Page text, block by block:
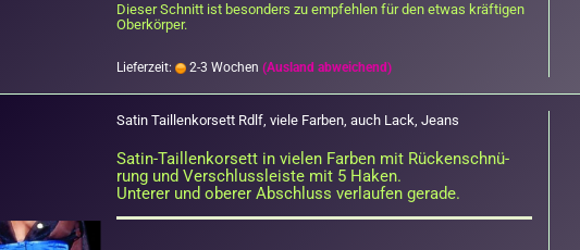
Die­ser Schnitt ist be­son­ders zu emp­feh­len für den etwas kräf­ti­gen
Ober­kör­per.
Lieferzeit: 2-3 Wochen (Ausland abweichend)
Satin Tail­len­kor­sett Rdlf, viele Far­ben, auch Lack, Jeans
Satin-​Taillenkorsett in vie­len Far­ben mit Rü­cken­schnü­
rung und Ver­schluss­leis­te mit 5 Haken.
Un­te­rer und obe­rer Ab­schluss ver­lau­fen ge­ra­de.